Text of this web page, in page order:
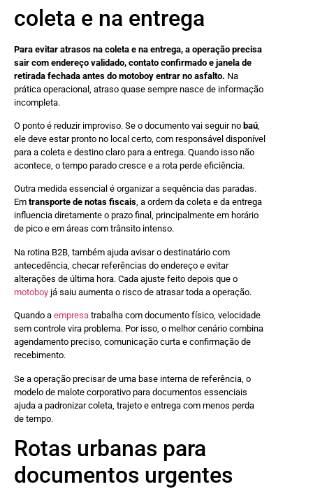
coleta e na entrega
Para evitar atrasos na coleta e na entrega, a operação precisa
sair com endereço validado, contato confirmado e janela de
retirada fechada antes do motoboy entrar no asfalto. Na
prática operacional, atraso quase sempre nasce de informação
incompleta.
O ponto é reduzir improviso. Se o documento vai seguir no baú,
ele deve estar pronto no local certo, com responsável disponível
para a coleta e destino claro para a entrega. Quando isso não
acontece, o tempo parado cresce e a rota perde eficiência.
Outra medida essencial é organizar a sequência das paradas.
Em transporte de notas fiscais, a ordem da coleta e da entrega
influencia diretamente o prazo final, principalmente em horário
de pico e em áreas com trânsito intenso.
Na rotina B2B, também ajuda avisar o destinatário com
antecedência, checar referências do endereço e evitar
alterações de última hora. Cada ajuste feito depois que o
motoboy já saiu aumenta o risco de atrasar toda a operação.
Quando a empresa trabalha com documento físico, velocidade
sem controle vira problema. Por isso, o melhor cenário combina
agendamento preciso, comunicação curta e confirmação de
recebimento.
Se a operação precisar de uma base interna de referência, o
modelo de malote corporativo para documentos essenciais
ajuda a padronizar coleta, trajeto e entrega com menos perda
de tempo.
Rotas urbanas para
documentos urgentes